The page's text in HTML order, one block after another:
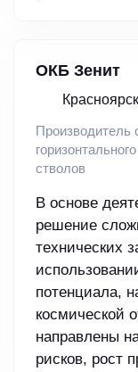
ОКБ Зенит
Производитель
стволов
В основе
решение
технических
потенциала,
космической
направлены
рисков, рост